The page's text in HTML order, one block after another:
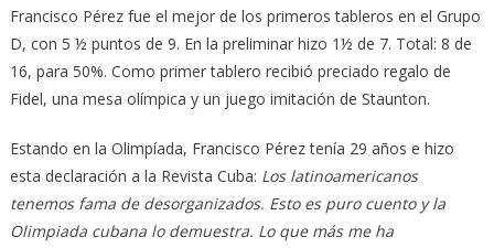
Francisco Pérez fue el mejor de los primeros tableros en el Grupo
D, con 5 ½ puntos de 9. En la preliminar hizo 1½ de 7. Total: 8 de
16, para 50%. Como primer tablero recibió preciado regalo de
Fidel, una mesa olímpica y un juego imitación de Staunton.
Estando en la Olimpíada, Francisco Pérez tenía 29 años e hizo
esta declaración a la Revista Cuba: Los latinoamericanos
tenemos fama de desorganizados. Esto es puro cuento y la
Olimpiada cubana lo demuestra. Lo que más me ha